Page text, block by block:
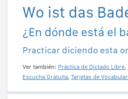
Wo ist das
¿En dónde está el
Practicar diciendo esta
Ver también: Práctica de Dictado Libre,
Escucha Gratuita, Tarjetas de